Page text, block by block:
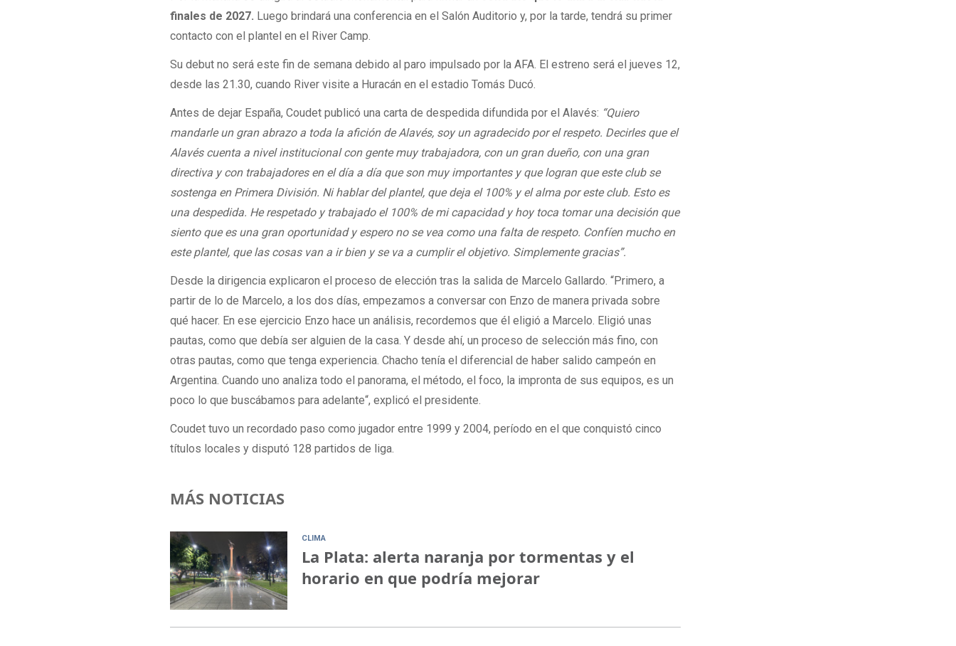
finales de 2027. Luego brindará una conferencia en el Salón Auditorio y, por la tarde, tendrá su primer
contacto con el plantel en el River Camp.
Su debut no será este fin de semana debido al paro impulsado por la AFA. El estreno será el jueves 12,
desde las 21.30, cuando River visite a Huracán en el estadio Tomás Ducó.
Antes de dejar España, Coudet publicó una carta de despedida difundida por el Alavés: “Quiero
mandarle un gran abrazo a toda la afición de Alavés, soy un agradecido por el respeto. Decirles que el
Alavés cuenta a nivel institucional con gente muy trabajadora, con un gran dueño, con una gran
directiva y con trabajadores en el día a día que son muy importantes y que logran que este club se
sostenga en Primera División. Ni hablar del plantel, que deja el 100% y el alma por este club. Esto es
una despedida. He respetado y trabajado el 100% de mi capacidad y hoy toca tomar una decisión que
siento que es una gran oportunidad y espero no se vea como una falta de respeto. Confíen mucho en
este plantel, que las cosas van a ir bien y se va a cumplir el objetivo. Simplemente gracias”.
Desde la dirigencia explicaron el proceso de elección tras la salida de Marcelo Gallardo. “Primero, a
partir de lo de Marcelo, a los dos días, empezamos a conversar con Enzo de manera privada sobre
qué hacer. En ese ejercicio Enzo hace un análisis, recordemos que él eligió a Marcelo. Eligió unas
pautas, como que debía ser alguien de la casa. Y desde ahí, un proceso de selección más fino, con
otras pautas, como que tenga experiencia. Chacho tenía el diferencial de haber salido campeón en
Argentina. Cuando uno analiza todo el panorama, el método, el foco, la impronta de sus equipos, es un
poco lo que buscábamos para adelante“, explicó el presidente.
Coudet tuvo un recordado paso como jugador entre 1999 y 2004, período en el que conquistó cinco
títulos locales y disputó 128 partidos de liga.
MÁS NOTICIAS
CLIMA
La Plata: alerta naranja por tormentas y el
horario en que podría mejorar